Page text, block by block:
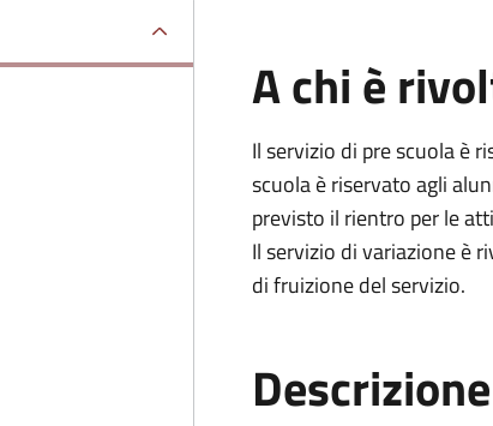
A chi è
Il servizio di pre scuola è
scuola è riservato agli
previsto il rientro per le
Il servizio divariazione è
di fruizione del servizio.
Descrizione